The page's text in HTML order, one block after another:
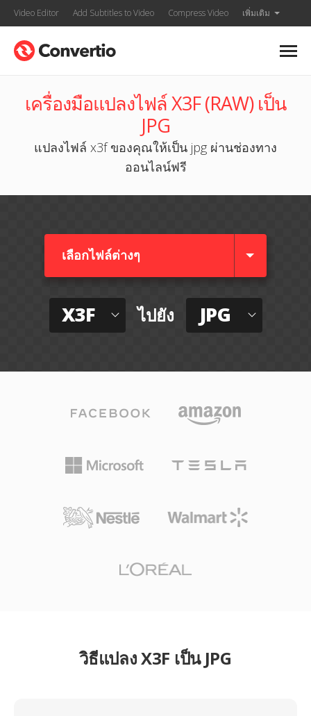
Video Editor Add Subtitles to Video Compress Video เพิ่มเติม
เครื่องมือแปลงไฟล์ X3F (RAW) เป็น
JPG
แปลงไฟล์ x3f ของคุณให้เป็น jpg ผ่านช่องทาง
ออนไลน์ฟรี
เลือกไฟล์ต่างๆ​
X3F ไปยัง JPG
วิธีแปลง X3F เป็น JPG